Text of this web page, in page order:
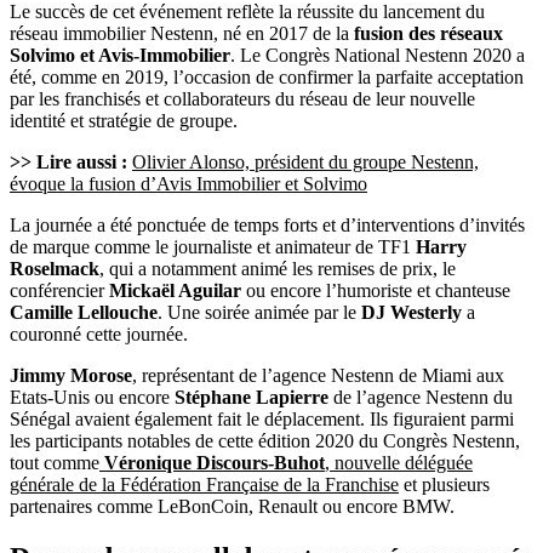
Le succès de cet événement reflète la réussite du lancement du
réseau immobilier Nestenn, né en 2017 de la fusion des réseaux
Solvimo et Avis-Immobilier. Le Congrès National Nestenn 2020 a
été, comme en 2019, l’occasion de confirmer la parfaite acceptation
par les franchisés et collaborateurs du réseau de leur nouvelle
identité et stratégie de groupe.
>> Lire aussi : Olivier Alonso, président du groupe Nestenn,
évoque la fusion d’Avis Immobilier et Solvimo
La journée a été ponctuée de temps forts et d’interventions d’invités
de marque comme le journaliste et animateur de TF1 Harry
Roselmack, qui a notamment animé les remises de prix, le
conférencierMickaël Aguilar ou encore l’humoriste et chanteuse
Camille Lellouche. Une soirée animée par le DJ Westerly a
couronné cette journée.
Jimmy Morose, représentant de l’agence Nestenn de Miami aux
Etats-Unis ou encore Stéphane Lapierre de l’agence Nestenn du
Sénégal avaient également fait le déplacement. Ils figuraient parmi
les participants notables de cette édition 2020 du Congrès Nestenn,
tout comme Véronique Discours-Buhot, nouvelle déléguée
générale de la Fédération Française de la Franchise et plusieurs
partenaires comme LeBonCoin, Renault ou encore BMW.